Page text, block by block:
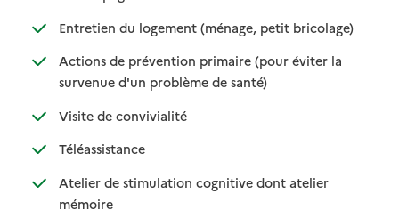
Entretien du logement (ménage, petit bricolage): disponible
: non
Actions de prévention primaire (pour éviter la
survenue d'un problème de santé): disponible
: non disponible
Visite de convivialité: disponible
: non disponible
Téléassistance: disponible
: non disponible
Atelier de stimulation cognitive dont atelier
mémoire
: disponible
: non disponible